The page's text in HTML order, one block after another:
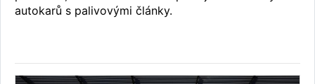
autokarů s palivovými články.